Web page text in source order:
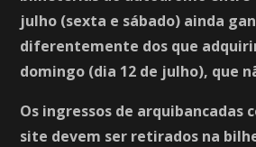
julho (sexta e sábado) ainda
diferentemente dos que
domingo (dia 12 de julho), que
Os ingressos de arquibancadas
site devem ser retirados na